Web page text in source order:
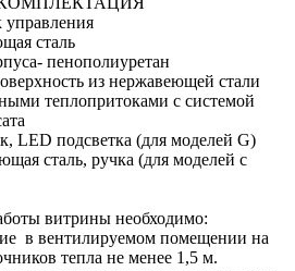
сталь
пенополиуретан
из нержавеющей стали
теплопритоками с системой
LED подсветка (для моделей G)
сталь, ручка (для моделей с
витрины необходимо:
в вентилируемом помещении на
тепла не менее 1,5 м.